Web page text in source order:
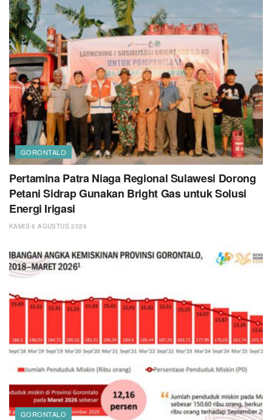
GORONTALO
Pertamina Patra Niaga Regional Sulawesi Dorong
Petani Sidrap Gunakan Bright Gas untuk Solusi
Energi Irigasi
KAMIS 6 AGUSTUS 2026
GORONTALO